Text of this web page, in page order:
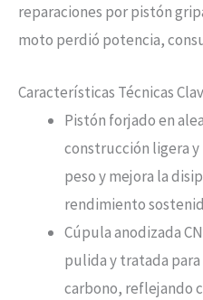
reparaciones por pistón
moto perdió potencia,
Características Técnicas
Pistón forjado en
construcción ligera
peso y mejora la
rendimiento
Cúpula anodizada
pulida y tratada
carbono, reflejando